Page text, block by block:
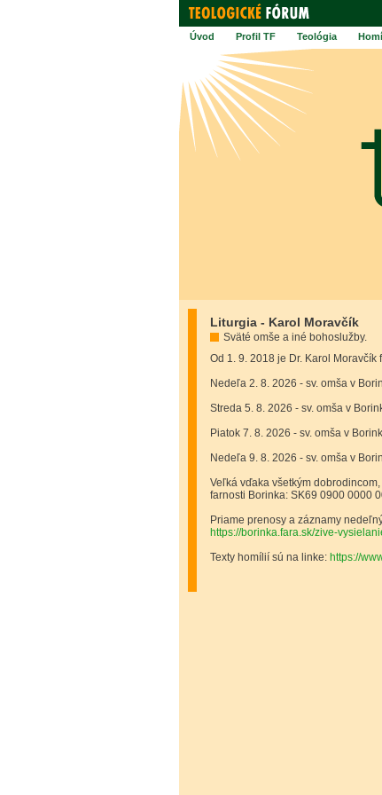
Úvod Profil TF Teológia
Liturgia - Karol Moravčík
Sväté omše a iné bohoslužby.
Od 1. 9. 2018 je Dr. Karol
Nedeľa 2. 8. 2026 - sv. omša v
Streda 5. 8. 2026 - sv. omša v
Piatok 7. 8. 2026 - sv. omša v
Nedeľa 9. 8. 2026 - sv. omša v
Veľká vďaka všetkým
farnosti Borinka: SK69 0900 0000
Priame prenosy a záznamy
https://borinka.fara.sk/zive-
Texty homílií sú na linke: https://